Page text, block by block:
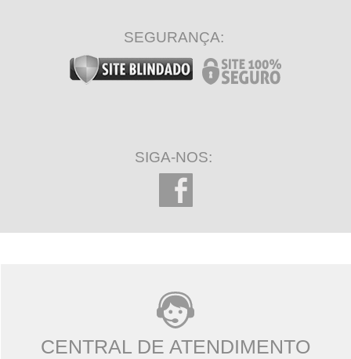
SEGURANÇA:
SIGA-NOS:
CENTRAL DE ATENDIMENTO